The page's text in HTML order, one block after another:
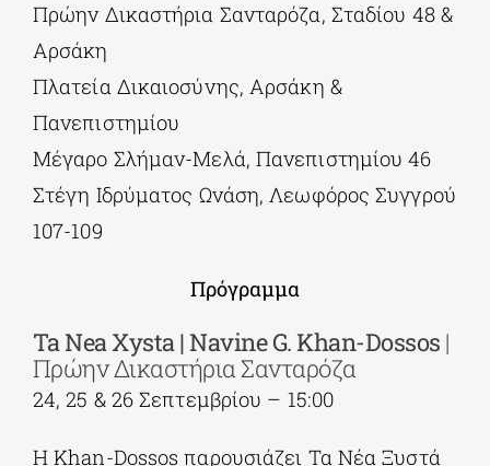
Πρώην Δικαστήρια Σανταρόζα, Σταδίου 48 &
Αρσάκη
Πλατεία Δικαιοσύνης, Αρσάκη &
Πανεπιστημίου
Μέγαρο Σλήμαν-Μελά, Πανεπιστημίου 46
Στέγη Ιδρύματος Ωνάση, Λεωφόρος Συγγρού
107-109
Πρόγραμμα
TaNeaXysta | NavineG. Khan-Dossos |
Πρώην Δικαστήρια Σανταρόζα
24, 25 & 26 Σεπτεμβρίου – 15:00
Η Khan-Dossos παρουσιάζει Τα Νέα Ξυστά